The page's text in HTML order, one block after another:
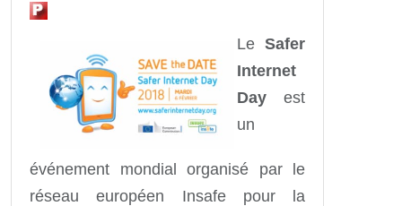
Le Safer
Internet
Day est
un
événement mondial organisé par le
réseau européen Insafe pour la